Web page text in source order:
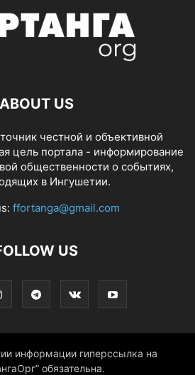
ABOUT US
честной и объективной
цель портала - информирование
общественности о событиях,
в Ингушетии.
ffortanga@gmail.com
US
информации гиперссылка на
обязательна.